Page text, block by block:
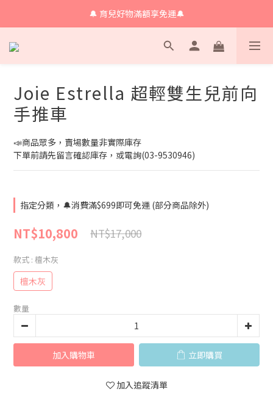
🔔 育兒好物滿額享免運🔔
🔔會員限定！購物金立即領+消費再回饋 💰
🔔 育兒好物滿額享免運🔔
Joie Estrella 超輕雙生兒前向
手推車
📣商品眾多，賣場數量非實際庫存
下單前請先留言確認庫存，或電詢(03-9530946)
指定分類，🔔消費滿$699即可免運 (部分商品除外)
NT$10,800 NT$17,000
款式 : 檀木灰
檀木灰
數量
加入購物車 立即購買
加入追蹤清單